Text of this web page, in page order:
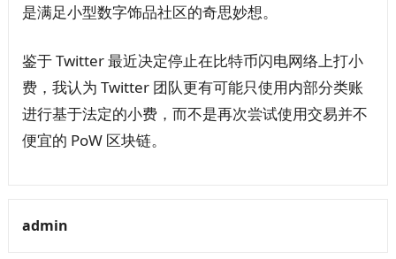
是满足小型数字饰品社区的奇思妙想。
鉴于 Twitter 最近决定停止在比特币闪电网络上打小
费，我认为 Twitter 团队更有可能只使用内部分类账
进行基于法定的小费，而不是再次尝试使用交易并不
便宜的 PoW 区块链。
admin